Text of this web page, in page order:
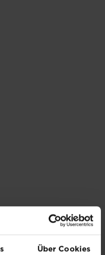
Über Cookies